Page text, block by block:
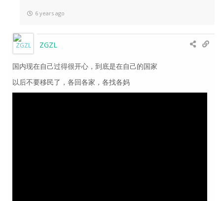
6 years ago
ZGZL
国内现在自己过得很开心，到底是在自己的国家
以后不要移民了，各回各家，各找各妈